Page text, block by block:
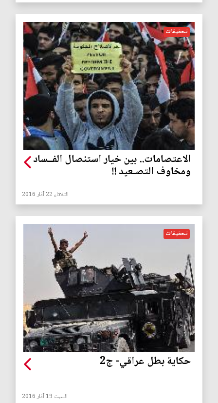
تحقيقات
الاعتصامات.. بين خيار استئصال الفــساد
ومخاوف التصـعيد !!
الثلاثاء 22 آذار 2016
تحقيقات
حكاية بطل عراقي- ج2
السبت 19 آذار 2016